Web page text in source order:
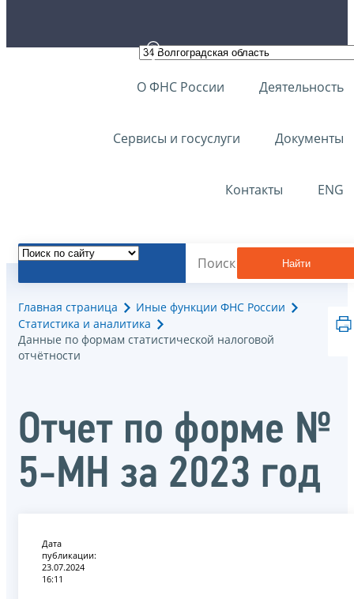
О ФНС России Деятельность
Сервисы и госуслуги Документы
Контакты ENG
Найти
Главная страница
Иные функции ФНС России
Статистика и аналитика
Данные по формам статистической налоговой
отчётности
Отчет по форме №
5-МН за 2023 год
Дата
публикации:
23.07.2024
16:11